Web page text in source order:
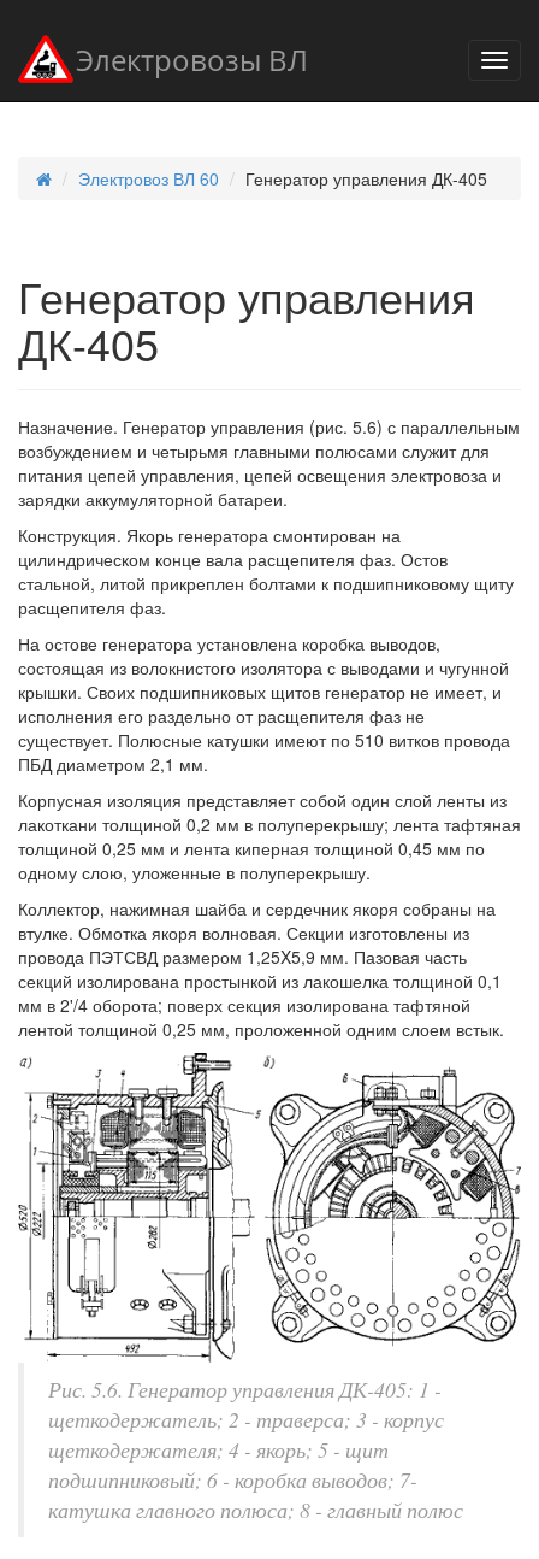
Электровозы ВЛ
Электровоз ВЛ 60 Генератор управления ДК-405
Генератор управления
ДК-405
Назначение. Генератор управления (рис. 5.6) с параллельным
возбуждением и четырьмя главными полюсами служит для
питания цепей управления, цепей освещения электровоза и
зарядки аккумуляторной батареи.
Конструкция. Якорь генератора смонтирован на
цилиндрическом конце вала расщепителя фаз. Остов
стальной, литой прикреплен болтами к подшипниковому щиту
расщепителя фаз.
На остове генератора установлена коробка выводов,
состоящая из волокнистого изолятора с выводами и чугунной
крышки. Своих подшипниковых щитов генератор не имеет, и
исполнения его раздельно от расщепителя фаз не
существует. Полюсные катушки имеют по 510 витков провода
ПБД диаметром 2,1 мм.
Корпусная изоляция представляет собой один слой ленты из
лакоткани толщиной 0,2 мм в полуперекрышу; лента тафтяная
толщиной 0,25 мм и лента киперная толщиной 0,45 мм по
одному слою, уложенные в полуперекрышу.
Коллектор, нажимная шайба и сердечник якоря собраны на
втулке. Обмотка якоря волновая. Секции изготовлены из
провода ПЭТСВД размером 1,25X5,9 мм. Пазовая часть
секций изолирована простынкой из лакошелка толщиной 0,1
мм в 2'/4 оборота; поверх секция изолирована тафтяной
лентой толщиной 0,25 мм, проложенной одним слоем встык.
Рис. 5.6. Генератор управления ДК-405: 1 -
щеткодержатель; 2 - траверса; 3 - корпус
щеткодержателя; 4 - якорь; 5 - щит
подшипниковый; 6 - коробка выводов; 7-
катушка главного полюса; 8 - главный полюс